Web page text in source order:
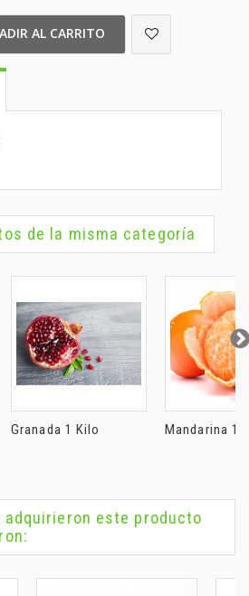
AL CARRITO
de la misma categoría
Granada 1 Kilo Mandarina 1
este producto